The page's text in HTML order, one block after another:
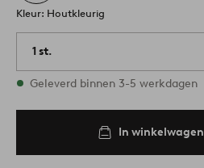
Kleur: Houtkleurig
1 st.
Op voorraad
Geleverd binnen 3-5 werkdagen
In winkelwagen